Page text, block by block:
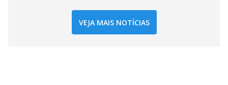
VEJA MAIS NOTÍCIAS